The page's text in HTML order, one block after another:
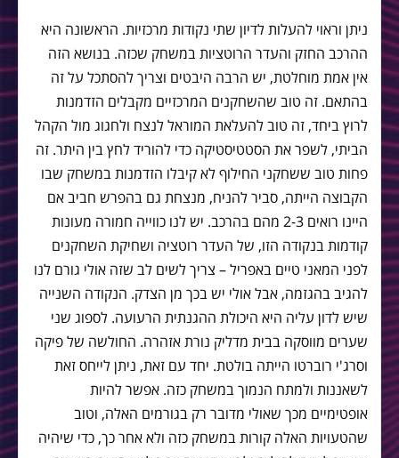
ניתן וראוי להעלות לדיון שתי נקודות מרכזיות. הראשונה היא
ההרכב החזק והעדר הרוטציות במשחק שכזה. בנושא הזה
אין אמת מוחלטת, יש הרבה היבטים וצריך להסתכל על זה
בהתאם. זה טוב שהשחקנים המרכזיים מקבלים הזדמנות
לרוץ ביחד, זה טוב להעלאת המוראל לנצח ולחגוג מול הקהל
הביתי, לשפר את הסטטיסטיקה כדי להוריד לחץ בין היתר. זה
פחות טוב ששחקני החילוף לא קיבלו הזדמנות במשחק שבו
הקבוצה הייתה, סביר להניח, מנצחת גם בהפרש חביב אם
היינו רואים 2-3 מהם בהרכב. יש לנו כווייה חמורה מעונות
קודמות בנקודה הזו, של העדר רוטציה ושחיקת השחקנים
לפני המאני טיים באפריל – צריך לשים לב שזה אולי גורם לנו
להגיב בהגזמה, אבל אולי יש בכך מן הצדק. הנקודה השנייה
שיש לדון עליה היא היכולת ההגנתית הרעועה. לספוג שני
שערים מווסקה בבית מדליק נורת אזהרה. החולשה של פיקה
וסרג'י רוברטו הייתה בולטת. יחד עם זאת, ניתן לייחס זאת
לשאננות ולמתח הנמוך במשחק כזה. אפשר להיות
אופטימיים מכך שאולי מדובר רק בגורמים האלה, וטוב
שהטעויות האלה קורות במשחק כזה ולא אחר כך, כדי שיהיה